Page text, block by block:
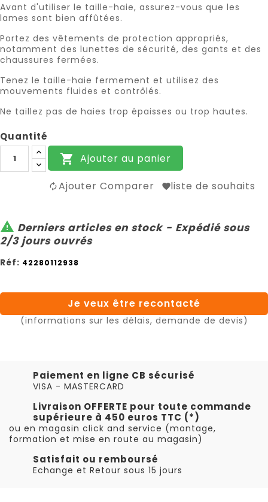
Avant d'utiliser le taille-haie, assurez-vous que les
lames sont bien affûtées.
Portez des vêtements de protection appropriés,
notamment des lunettes de sécurité, des gants et des
chaussures fermées.
Tenez le taille-haie fermement et utilisez des
mouvements fluides et contrôlés.
Ne taillez pas de haies trop épaisses ou trop hautes.
Quantité
 Ajouter au panier
Ajouter Comparer liste de souhaits
 Derniers articles en stock - Expédié sous
2/3 jours ouvrés
Réf: 42280112938
Je veux être recontacté
(informations sur les délais, demande de devis)
Paiement en ligne CB sécurisé
VISA - MASTERCARD
Livraison OFFERTE pour toute commande
supérieure à 450 euros TTC (*)
ou en magasin click and service (montage,
formation et mise en route au magasin)
Satisfait ou remboursé
Echange et Retour sous 15 jours